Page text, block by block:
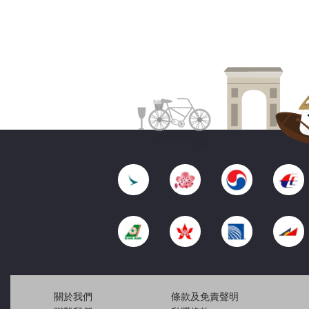
關於我們
條款及免責聲明